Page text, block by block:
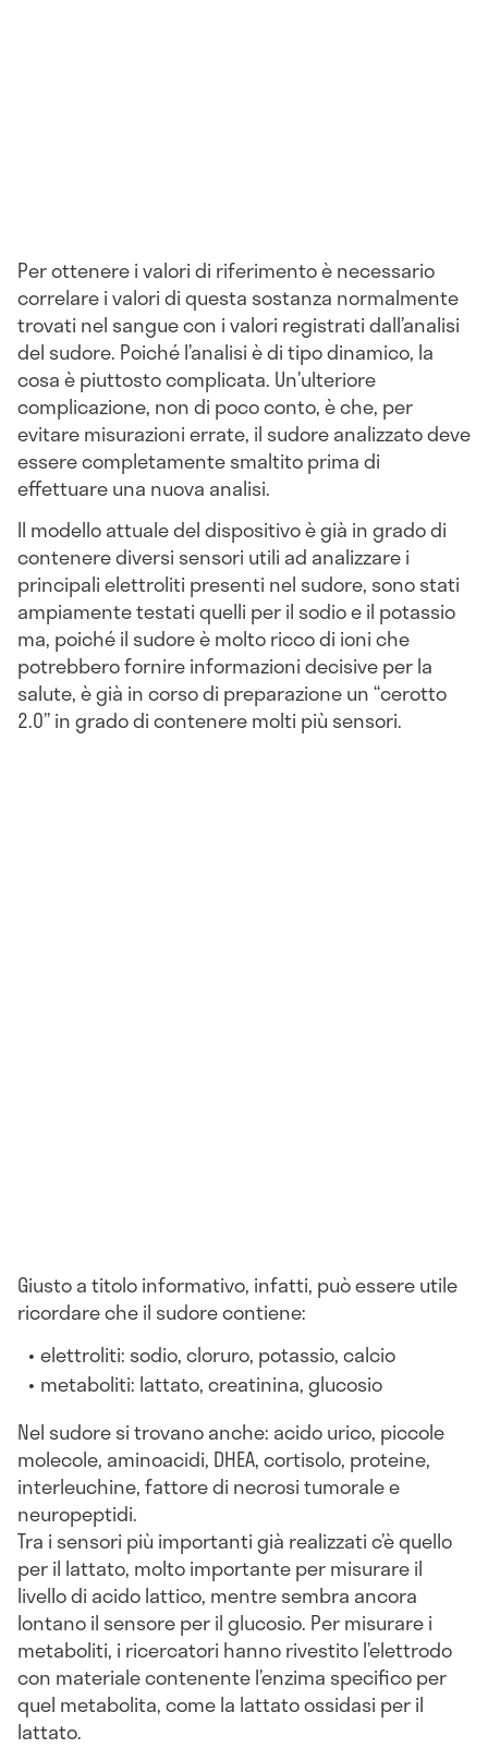
Per ottenere i valori di riferimento è necessario
correlare i valori di questa sostanza normalmente
trovati nel sangue con i valori registrati dall’analisi
del sudore. Poiché l’analisi è di tipo dinamico, la
cosa è piuttosto complicata. Un’ulteriore
complicazione, non di poco conto, è che, per
evitare misurazioni errate, il sudore analizzato deve
essere completamente smaltito prima di
effettuare una nuova analisi.
Il modello attuale del dispositivo è già in grado di
contenere diversi sensori utili ad analizzare i
principali elettroliti presenti nel sudore, sono stati
ampiamente testati quelli per il sodio e il potassio
ma, poiché il sudore è molto ricco di ioni che
potrebbero fornire informazioni decisive per la
salute, è già in corso di preparazione un “cerotto
2.0” in grado di contenere molti più sensori.
Giusto a titolo informativo, infatti, può essere utile
ricordare che il sudore contiene:
elettroliti: sodio, cloruro, potassio, calcio
metaboliti: lattato, creatinina, glucosio
Nel sudore si trovano anche: acido urico, piccole
molecole, aminoacidi, DHEA, cortisolo, proteine,
interleuchine, fattore di necrosi tumorale e
neuropeptidi.
Tra i sensori più importanti già realizzati c’è quello
per il lattato, molto importante per misurare il
livello di acido lattico, mentre sembra ancora
lontano il sensore per il glucosio. Per misurare i
metaboliti, i ricercatori hanno rivestito l’elettrodo
con materiale contenente l’enzima specifico per
quel metabolita, come la lattato ossidasi per il
lattato.